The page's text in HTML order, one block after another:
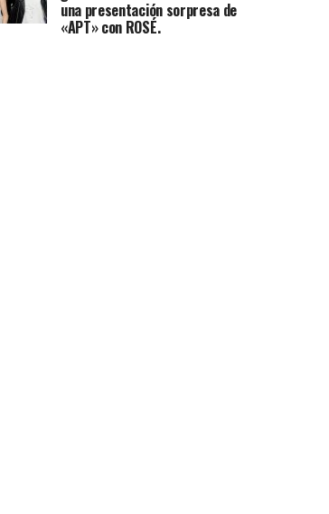
una presentación sorpresa de
«APT» con ROSÉ.